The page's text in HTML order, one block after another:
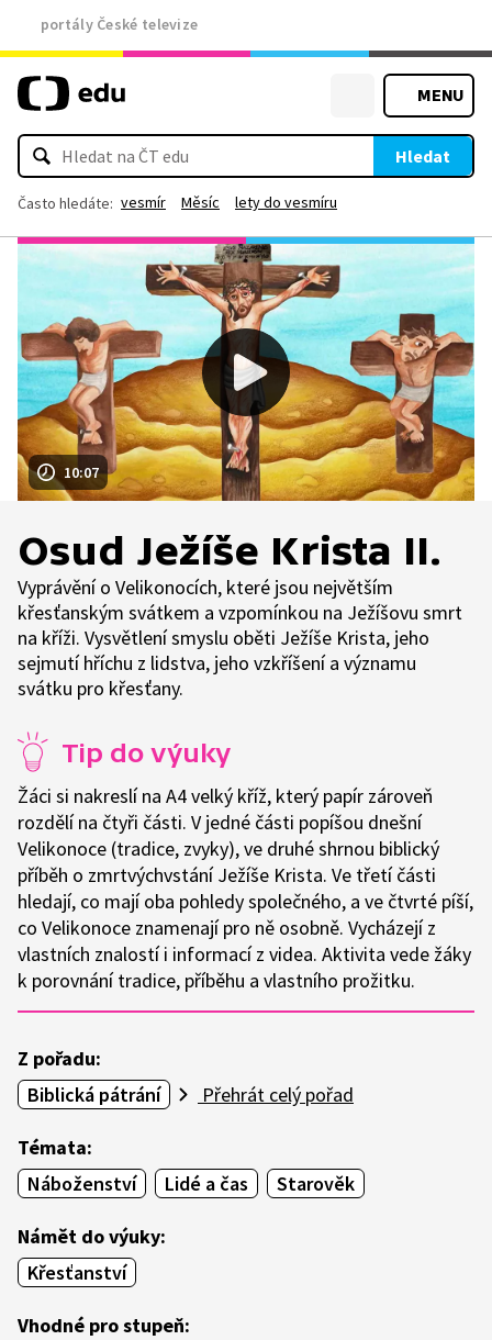
portály České televize
MENU
Hledat
Často hledáte: vesmír Měsíc lety do vesmíru
10:07
Osud Ježíše Krista II.
Vyprávění o Velikonocích, které jsou největším
křesťanským svátkem a vzpomínkou na Ježíšovu smrt
na kříži. Vysvětlení smyslu oběti Ježíše Krista, jeho
sejmutí hříchu z lidstva, jeho vzkříšení a významu
svátku pro křesťany.
Tip do výuky
Žáci si nakreslí na A4 velký kříž, který papír zároveň
rozdělí na čtyři části. V jedné části popíšou dnešní
Velikonoce (tradice, zvyky), ve druhé shrnou biblický
příběh o zmrtvýchvstání Ježíše Krista. Ve třetí části
hledají, co mají oba pohledy společného, a ve čtvrté píší,
co Velikonoce znamenají pro ně osobně. Vycházejí z
vlastních znalostí i informací z videa. Aktivita vede žáky
k porovnání tradice, příběhu a vlastního prožitku.
Z pořadu:
Biblická pátrání
Přehrát celý pořad
Témata:
Náboženství
Lidé a čas Starověk
Námět do výuky:
Křesťanství
Vhodné pro stupeň: